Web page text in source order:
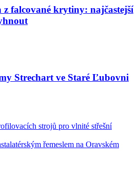
z falcované krytiny: najčastejší
Strechart ve Staré Ľubovni
strojů pro vlnité střešní
řemeslem na Oravském